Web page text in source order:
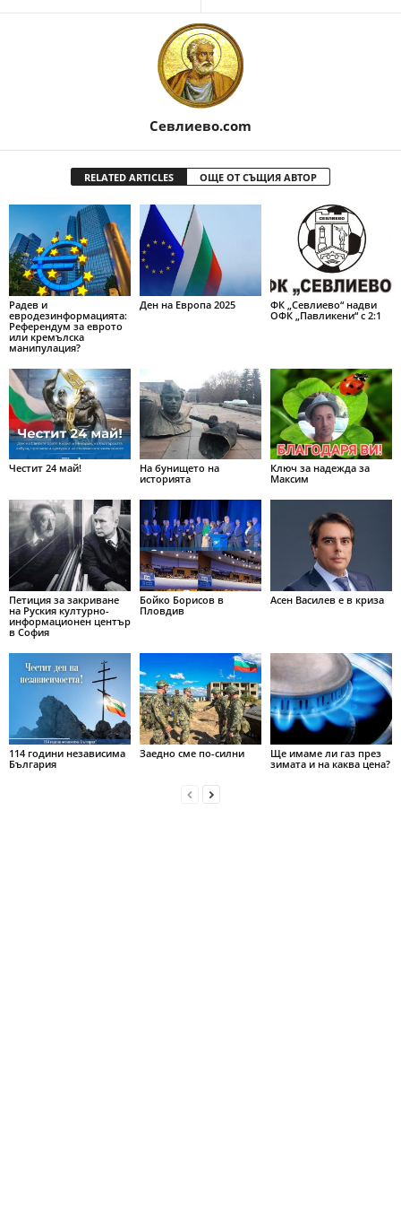
Севлиево.com
RELATED ARTICLES ОЩЕ ОТ СЪЩИЯ АВТОР
Радев и
евродезинформацията:
Референдум за еврото
или кремълска
манипулация?
Ден на Европа 2025
ФК „Севлиево“ надви
ОФК „Павликени“ с 2:1
Честит 24 май!
На бунището на
историята
Ключ за надежда за
Максим
Петиция за закриване
на Руския културно-
информационен център
в София
Бойко Борисов в
Пловдив
Асен Василев е в криза
114 години независима
България
Заедно сме по-силни
Ще имаме ли газ през
зимата и на каква цена?